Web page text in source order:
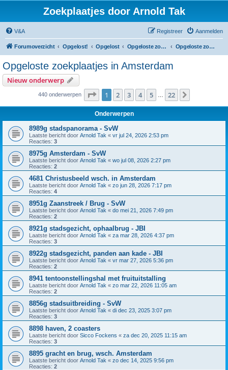
Zoekplaatjes door Arnold Tak
V&A Aanmelden
Registreer
Forumoverzicht Opgelost! Opgelost Opgeloste zoekplaatjes in Noord-Holland Opgeloste zoekplaatjes in Amsterdam
Opgeloste zoekplaatjes in Amsterdam
Nieuw onderwerp
440 onderwerpen Pagina van 22
1 2 3 4 5 22
Onderwerpen
8989g stadspanorama - SvW
Laatste bericht door Arnold Tak « vr jul 24, 2026 2:53 pm
Reacties: 3
8975g Amsterdam - SvW
Laatste bericht door Arnold Tak « wo jul 08, 2026 2:27 pm
Reacties: 2
4681 Christusbeeld wsch. in Amsterdam
Laatste bericht door Arnold Tak « zo jun 28, 2026 7:17 pm
Reacties: 4
8951g Zaanstreek / Brug - SvW
Laatste bericht door Arnold Tak « do mei 21, 2026 7:49 pm
Reacties: 2
8921g stadsgezicht, ophaalbrug - JBI
Laatste bericht door Arnold Tak « za mar 28, 2026 4:37 pm
Reacties: 3
8922g stadsgezicht, panden aan kade - JBI
Laatste bericht door Arnold Tak « vr mar 27, 2026 5:36 pm
Reacties: 2
8941 tentoonstellingshal met fruituitstalling
Laatste bericht door Arnold Tak « zo mar 22, 2026 11:05 am
Reacties: 2
8856g stadsuitbreiding - SvW
Laatste bericht door Arnold Tak « di dec 23, 2025 3:07 pm
Reacties: 3
8898 haven, 2 coasters
Laatste bericht door Sicco Fockens « za dec 20, 2025 11:15 am
Reacties: 3
8895 gracht en brug, wsch. Amsterdam
Laatste bericht door Arnold Tak « zo dec 14, 2025 9:56 pm
Reacties: 2